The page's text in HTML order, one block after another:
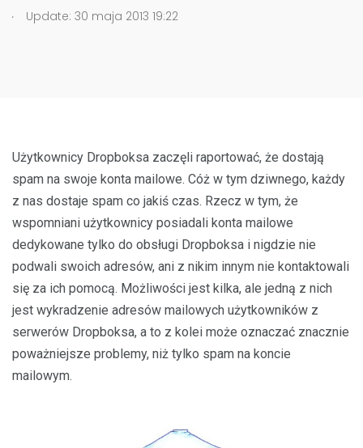
.
Update: 30 maja 2013 19:22
Użytkownicy Dropboksa zaczęli raportować, że dostają
spam na swoje konta mailowe. Cóż w tym dziwnego, każdy
z nas dostaje spam co jakiś czas. Rzecz w tym, że
wspomniani użytkownicy posiadali konta mailowe
dedykowane tylko do obsługi Dropboksa i nigdzie nie
podwali swoich adresów, ani z nikim innym nie kontaktowali
się za ich pomocą. Możliwości jest kilka, ale jedną z nich
jest wykradzenie adresów mailowych użytkowników z
serwerów Dropboksa, a to z kolei może oznaczać znacznie
poważniejsze problemy, niż tylko spam na koncie
mailowym.